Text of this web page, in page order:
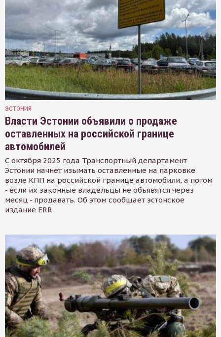
ЭСТОНИЯ
Власти Эстонии объявили о продаже
оставленных на российской границе
автомобилей
С октября 2025 года Транспортный департамент
Эстонии начнет изымать оставленные на парковке
возле КПП на российской границе автомобили, а потом
- если их законные владельцы не объявятся через
месяц - продавать. Об этом сообщает эстонское
издание ERR